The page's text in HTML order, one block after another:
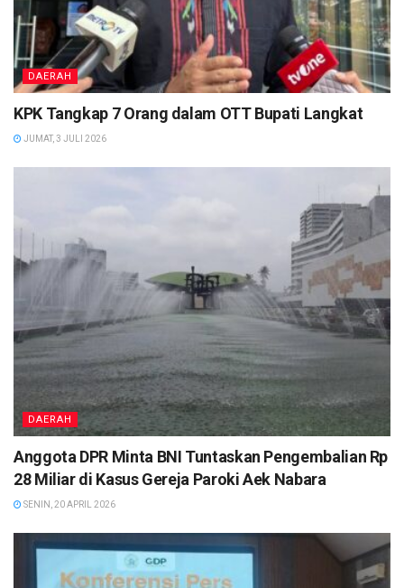
DAERAH
KPK Tangkap 7 Orang dalam OTT Bupati Langkat
JUMAT, 3 JULI 2026
DAERAH
Anggota DPR Minta BNI Tuntaskan Pengembalian Rp
28 Miliar di Kasus Gereja Paroki Aek Nabara
SENIN, 20 APRIL 2026